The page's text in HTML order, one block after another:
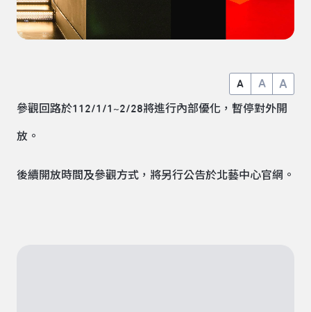
A A A
參觀回路於112/1/1~2/28將進行內部優化，暫停對外開
放。
後續開放時間及參觀方式，將另行公告於北藝中心官網。